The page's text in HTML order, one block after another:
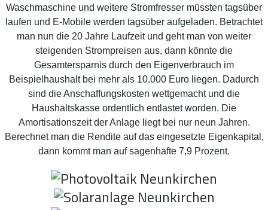
Waschmaschine und weitere Stromfresser müssten tagsüber
laufen und E-Mobile werden tagsüber aufgeladen. Betrachtet
man nun die 20 Jahre Laufzeit und geht man von weiter
steigenden Strompreisen aus, dann könnte die
Gesamtersparnis durch den Eigenverbrauch im
Beispielhaushalt bei mehr als 10.000 Euro liegen. Dadurch
sind die Anschaffungskosten wettgemacht und die
Haushaltskasse ordentlich entlastet worden. Die
Amortisationszeit der Anlage liegt bei nur neun Jahren.
Berechnet man die Rendite auf das eingesetzte Eigenkapital,
dann kommt man auf sagenhafte 7,9 Prozent.